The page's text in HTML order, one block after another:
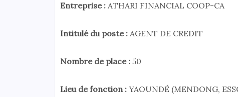
Entreprise : ATHARI FINANCIAL COOP-CA
Intitulé du poste : AGENT DE CREDIT
Nombre de place :50
Lieu de fonction : YAOUNDÉ (MENDONG,